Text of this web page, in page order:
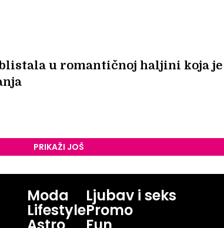
u romantičnoj haljini koja
PRIKAŽI JOŠ
Moda
Lifestyle
Ljubav i seks
Promo